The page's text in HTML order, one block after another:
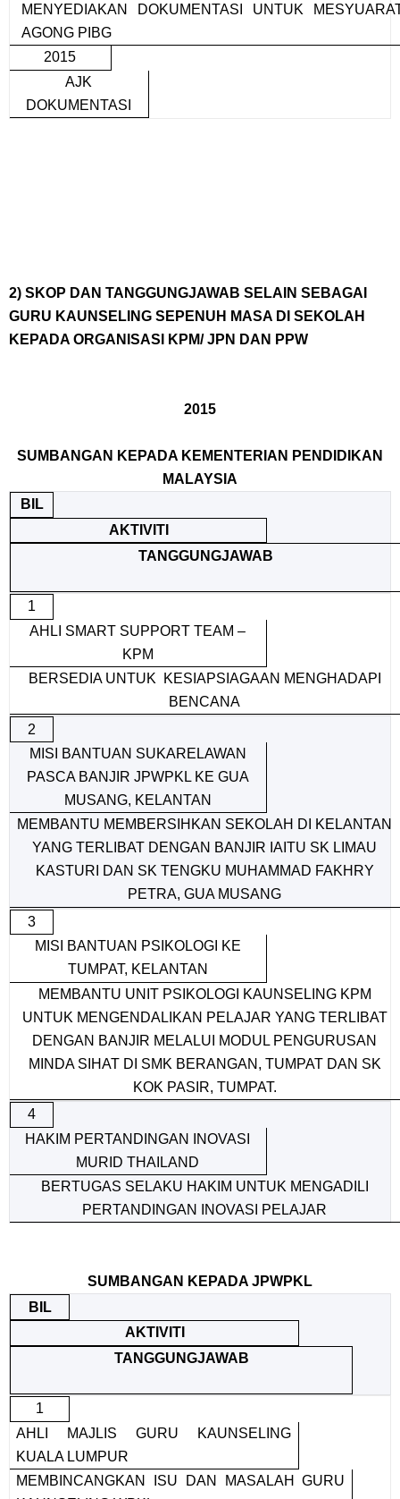
MENYEDIAKAN DOKUMENTASI UNTUK
AGONG PIBG
2015
AJK
DOKUMENTASI
2) SKOP DAN TANGGUNGJAWAB SELAIN SEBAGAI
GURU KAUNSELING SEPENUH MASA DI SEKOLAH
KEPADA ORGANISASI KPM/ JPN DAN PPW
2015
SUMBANGAN KEPADA KEMENTERIAN PENDIDIKAN
MALAYSIA
BIL
AKTIVITI
TANGGUNGJAWAB
1
AHLI SMART SUPPORT TEAM –
KPM
BERSEDIA UNTUK KESIAPSIAGAAN MENGHADAPI
BENCANA
2
MISI BANTUAN SUKARELAWAN
PASCA BANJIR JPWPKL KE GUA
MUSANG, KELANTAN
MEMBANTU MEMBERSIHKAN SEKOLAH DI KELANTAN
YANG TERLIBAT DENGAN BANJIR IAITU SK LIMAU
KASTURI DAN SK TENGKU MUHAMMAD FAKHRY
PETRA, GUA MUSANG
3
MISI BANTUAN PSIKOLOGI KE
TUMPAT, KELANTAN
MEMBANTU UNIT PSIKOLOGI KAUNSELING KPM
UNTUK MENGENDALIKAN PELAJAR YANG TERLIBAT
DENGAN BANJIR MELALUI MODUL PENGURUSAN
MINDA SIHAT DI SMK BERANGAN, TUMPAT DAN SK
KOK PASIR, TUMPAT.
4
HAKIM PERTANDINGAN INOVASI
MURID THAILAND
BERTUGAS SELAKU HAKIM UNTUK MENGADILI
PERTANDINGAN INOVASI PELAJAR
SUMBANGAN KEPADA JPWPKL
BIL
AKTIVITI
TANGGUNGJAWAB
1
AHLI MAJLIS GURU KAUNSELING
KUALA LUMPUR
MEMBINCANGKAN ISU DAN MASALAH GURU